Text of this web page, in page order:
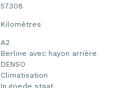
57308
Kilomètres
A2
Berline avec hayon arrière
DENSO
Climatisation
In goede staat.